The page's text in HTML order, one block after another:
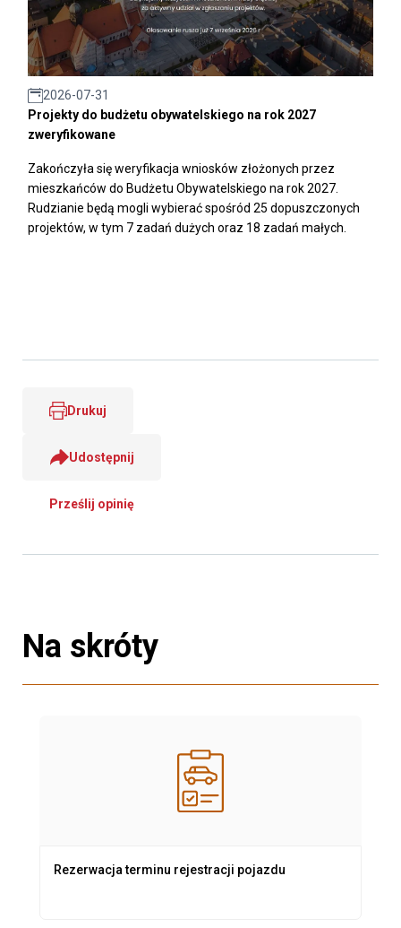
2026-07-31
Projekty do budżetu obywatelskiego na rok 2027
zweryfikowane
Zakończyła się weryfikacja wniosków złożonych przez
mieszkańców do Budżetu Obywatelskiego na rok 2027.
Rudzianie będą mogli wybierać spośród 25 dopuszczonych
projektów, w tym 7 zadań dużych oraz 18 zadań małych.
Drukuj
Udostępnij
Prześlij opinię
Na skróty
Rezerwacja terminu rejestracji pojazdu